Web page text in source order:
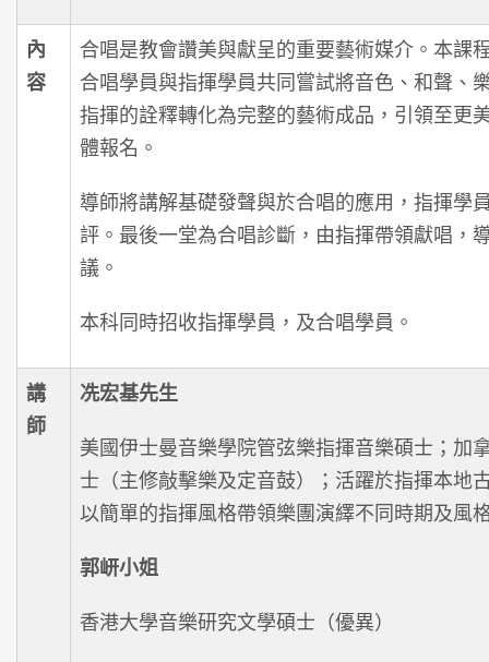
內
容
合唱是教會讚美與獻呈的重要藝術媒介。本課
合唱學員與指揮學員共同嘗試將音色、和聲、
指揮的詮釋轉化為完整的藝術成品，引領至更
體報名。
導師將講解基礎發聲與於合唱的應用，指揮學
評。最後一堂為合唱診斷，由指揮帶領獻唱，
議。
本科同時招收指揮學員，及合唱學員。
講
師
冼宏基先生
美國伊士曼音樂學院管弦樂指揮音樂碩士；加
士（主修敲擊樂及定音鼓）；活躍於指揮本地
以簡單的指揮風格帶領樂團演繹不同時期及風
郭岍小姐
香港大學音樂研究文學碩士（優異）